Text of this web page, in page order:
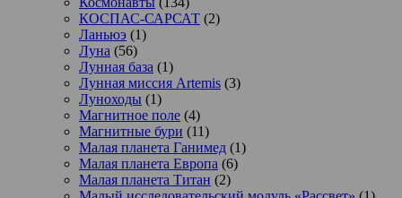
КОСПАС-САРСАТ (2)
Ланьюэ (1)
Луна (56)
Лунная база (1)
Лунная миссия Artemis (3)
Луноходы (1)
Магнитное поле (4)
Магнитные бури (11)
Малая планета Ганимед (1)
Малая планета Европа (6)
Малая планета Титан (2)